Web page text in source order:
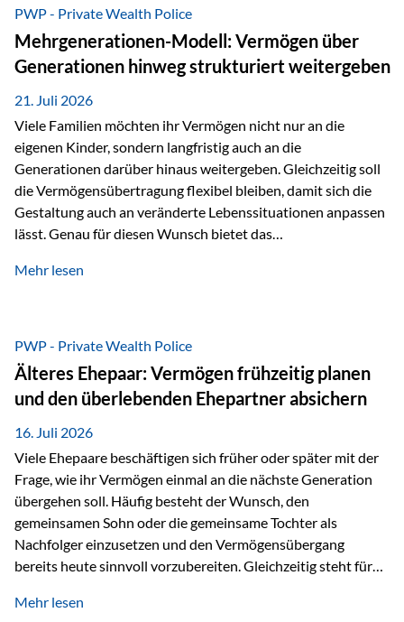
Abwicklung für Vertriebspartner deutlich effizienter
gestaltet. Anträge werden direkt elektronisch übermittelt,
Medienbrüche reduziert und die weitere Bearbeitung
beschleunigt. Ab sofort können auch juristische Personen,
wie Kapitalgesellschaften oder Stiftungen, als
Versicherungsnehmer eingesetzt werden. Damit erweitert
die Vienna-Life die Einsatzmöglichkeiten der Private Wealth
Police insbesondere für…
PWP - Private Wealth Police
Mehrgenerationen-Modell: Vermögen über
Generationen hinweg strukturiert weitergeben
21. Juli 2026
Viele Familien möchten ihr Vermögen nicht nur an die
eigenen Kinder, sondern langfristig auch an die
Generationen darüber hinaus weitergeben. Gleichzeitig soll
die Vermögensübertragung flexibel bleiben, damit sich die
Gestaltung auch an veränderte Lebenssituationen anpassen
lässt. Genau für diesen Wunsch bietet das
Vienna-Life eine interessante Lösung. Es ermöglicht,
Ausgangssituation Stellen Sie sich folgende Familie vor: Die
Großeltern haben über viele Jahre Vermögen aufgebaut. Ihr
Wunsch ist es, dieses Vermögen nicht nur den eigenen
Kindern, sondern langfristig auch den Enkeln zukommen zu…
Mehr lesen
PWP - Private Wealth Police
Älteres Ehepaar: Vermögen frühzeitig planen
und den überlebenden Ehepartner absichern
16. Juli 2026
Viele Ehepaare beschäftigen sich früher oder später mit der
Frage, wie ihr Vermögen einmal an die nächste Generation
übergehen soll. Häufig besteht der Wunsch, den
gemeinsamen Sohn oder die gemeinsame Tochter als
Nachfolger einzusetzen und den Vermögensübergang
bereits heute sinnvoll vorzubereiten. Gleichzeitig steht für
passiert, wenn einer der beiden verstirbt? Der überlebende
Mehr lesen